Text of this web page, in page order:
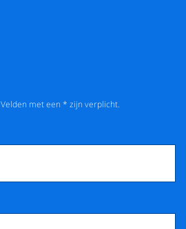
Velden met een * zijn verplicht.